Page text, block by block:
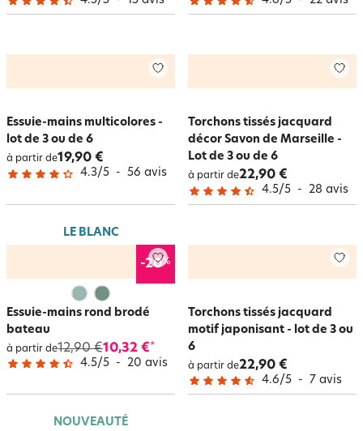
Essuie-mains multicolores -
lot de 3 ou de 6
à partir de19,90 €
4.3/5 - 56 avis
Torchons tissés jacquard
décor Savon de Marseille -
Lot de 3 ou de 6
à partir de22,90 €
4.5/5 - 28 avis
LE BLANC
-20%
Essuie-mains rond brodé
bateau
à partir de12,90 €10,32 €*
4.5/5 - 20 avis
Torchons tissés jacquard
motif japonisant - lot de 3 ou
6
à partir de22,90 €
4.6/5 - 7 avis
NOUVEAUTÉ